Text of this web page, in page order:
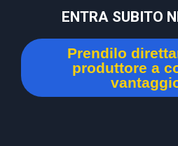
ENTRA SUBITO
Prendilo
produttore a